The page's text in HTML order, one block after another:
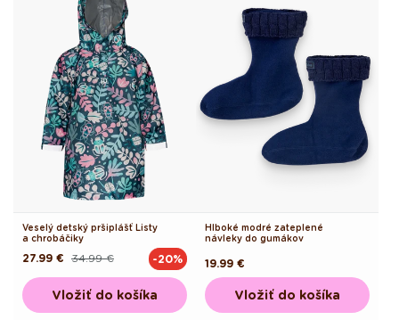
Veselý detský pršiplášť Listy
a chrobáčiky
Pôvodná34.99 €
Akciová
27.99 € -20%
Vložiť do košíka
Hlboké modré zateplené
návleky do gumákov
Pôvodná
cena
19.99 €
Vložiť do košíka